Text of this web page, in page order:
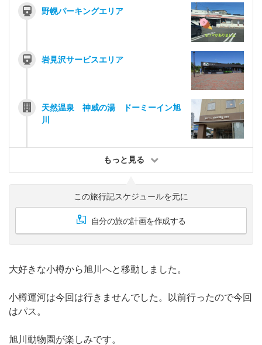
野幌パーキングエリア
岩見沢サービスエリア
天然温泉 神威の湯 ドーミーイン旭
川
もっと見る
この旅行記スケジュールを元に
自分の旅の計画を作成する
大好きな小樽から旭川へと移動しました。
小樽運河は今回は行きませんでした。以前行ったので今回
はパス。
旭川動物園が楽しみです。